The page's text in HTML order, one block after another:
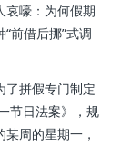
嚎：为何假期
前借后挪”式调
拼假专门制定
节日法案》，规
周的星期一，